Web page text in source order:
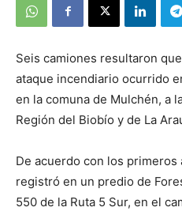
Seis camiones resultaron
ataque incendiario ocurrido
en la comuna de Mulchén, a
Región del Biobío y de La
De acuerdo con los
registró en un predio de
550 de la Ruta 5 Sur, en el